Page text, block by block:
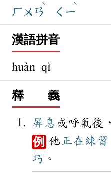
ㄏㄨㄢ
ˋ
ㄑㄧ
ˋ
漢語拼音
huàn qì
釋 義
屏息 或呼氣後，
例 他正在練習
巧 。